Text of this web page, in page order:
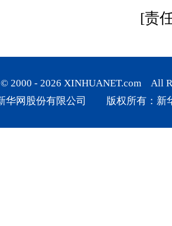
[责
2000 - 2026 XINHUANET.com All
华网股份有限公司 版权所有：新